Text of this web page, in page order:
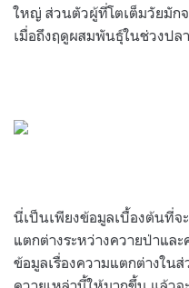
ใหญ่ ส่วนตัวผู้ที่โตเต็มวัยมัก
เมื่อถึงฤดูผสมพันธุ์ในช่วงปล
นี่เป็นเพียงข้อมูลเบื้องต้นที่จ
แตกต่างระหว่างควายป่าแล
ข้อมูลเรื่องความแตกต่างใน